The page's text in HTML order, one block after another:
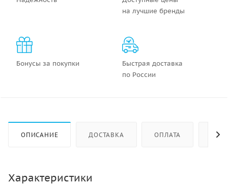
на лучшие бренды
Бонусы за покупки
Быстрая доставка
по России
ОПИСАНИЕ ДОСТАВКА ОПЛАТА
Характеристики